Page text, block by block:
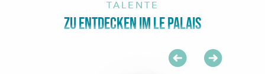
TALENTE
ZU ENTDECKEN IM LE PALAIS